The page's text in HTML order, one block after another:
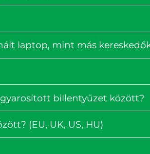
laptop, mint más
billentyűzet között?
(EU, UK, US, HU)